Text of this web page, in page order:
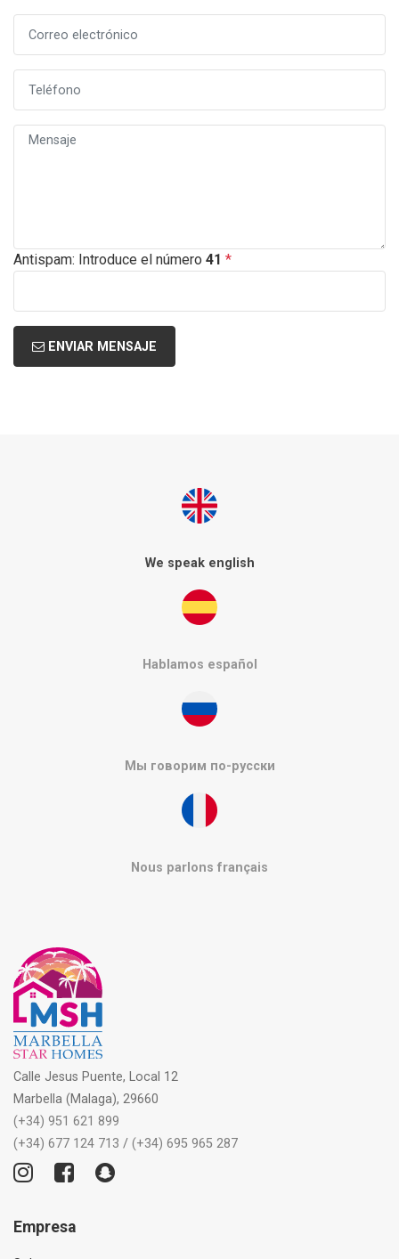
Antispam: Introduce el número 41 *
ENVIAR MENSAJE
We speak english
Hablamos español
Мы говорим по-русски
Nous parlons français
Calle Jesus Puente, Local 12
Marbella (Malaga), 29660
(+34) 951 621 899
(+34) 677 124 713 / (+34) 695 965 287
Empresa